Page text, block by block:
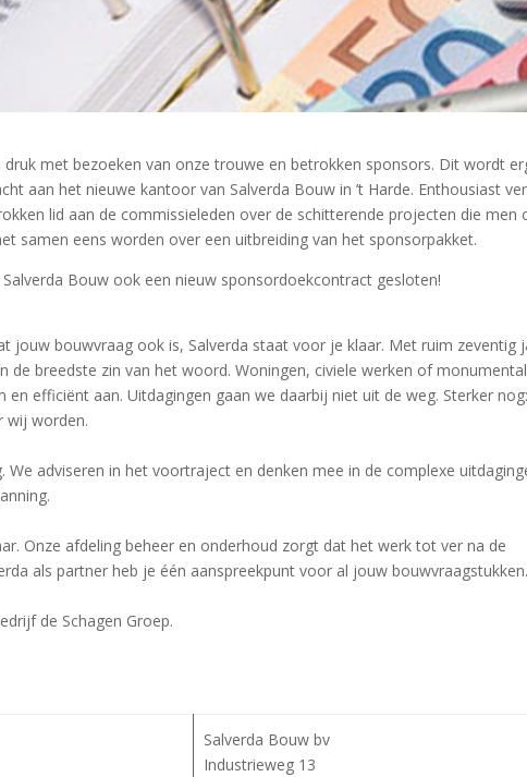
met bezoeken van onze trouwe en betrokken sponsors. Dit wordt
aan het nieuwe kantoor van Salverda Bouw in ’t Harde. Enthousiast
lid aan de commissieleden over de schitterende projecten die men
samen eens worden over een uitbreiding van het sponsorpakket.
Bouw ook een nieuw sponsordoekcontract gesloten!
jouw bouwvraag ook is, Salverda staat voor je klaar. Met ruim zeventig
de breedste zin van het woord. Woningen, civiele werken of
efficiënt aan. Uitdagingen gaan we daarbij niet uit de weg. Sterker
wij worden.
We adviseren in het voortraject en denken mee in de complexe
Onze afdeling beheer en onderhoud zorgt dat het werk tot ver na de
als partner heb je één aanspreekpunt voor al jouw bouwvraagstukken.
de Schagen Groep.
Salverda Bouw bv
Industrieweg 13